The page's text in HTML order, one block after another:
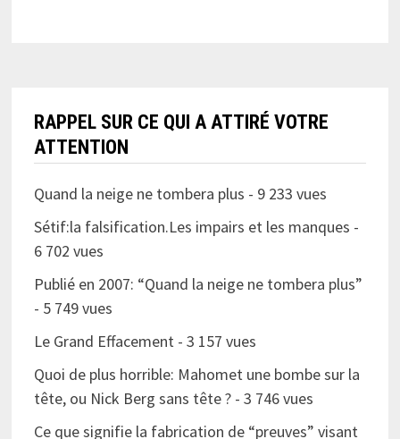
RAPPEL SUR CE QUI A ATTIRÉ VOTRE
ATTENTION
Quand la neige ne tombera plus - 9 233 vues
Sétif:la falsification.Les impairs et les manques -
6 702 vues
Publié en 2007: “Quand la neige ne tombera plus”
- 5 749 vues
Le Grand Effacement- 3 157 vues
Quoi de plus horrible: Mahomet une bombe sur la
tête, ou Nick Berg sans tête ?- 3 746 vues
Ce que signifie la fabrication de “preuves” visant